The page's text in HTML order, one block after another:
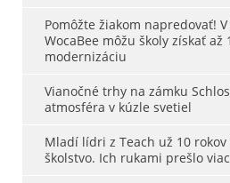
Pomôžte žiakom napredovať!
WocaBee môžu školy získať až
modernizáciu
Vianočné trhy na zámku
atmosféra v kúzle svetiel
Mladí lídri z Teach už 10
školstvo. Ich rukami prešlo